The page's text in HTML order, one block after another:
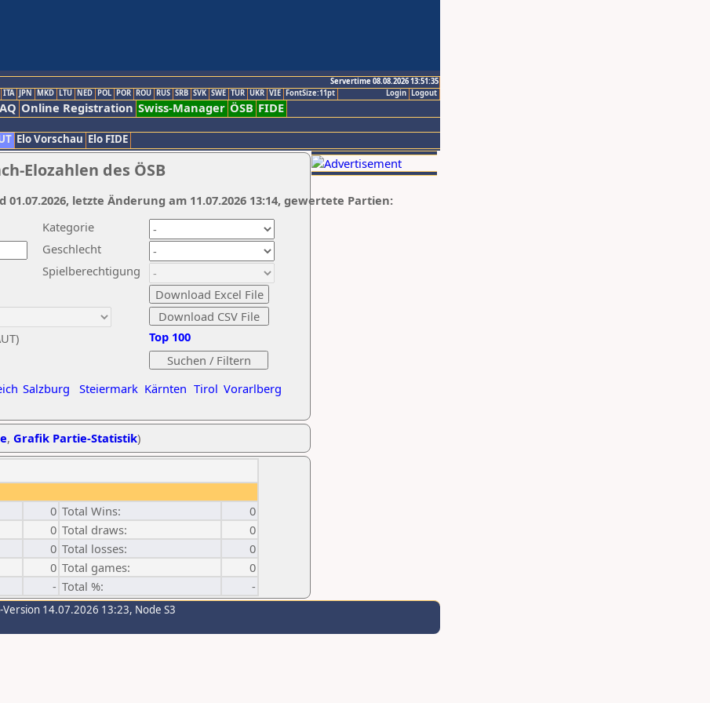
Servertime 08.08.2026 13:51:35
Logout
Login
ITA JPN MKD LTU NED POL POR ROU RUS SRB SVK SWE TUR UKR VIE FontSize:11pt
Online Registration Swiss-Manager ÖSB FIDE
Elo Vorschau Elo FIDE
Elozahlen des ÖSB
Kategorie
Geschlecht
Spielberechtigung
Salzburg Steiermark Kärnten Tirol Vorarlberg
Top 100
01.07.2026, letzte Änderung am 11.07.2026 13:14, gewertete Partien:
, Grafik Partie-Statistik)
0 Total Wins:
0
0 Total draws:
0
0 Total losses:
0
0 Total games:
0
- Total %: -
Version 14.07.2026 13:23, Node S3